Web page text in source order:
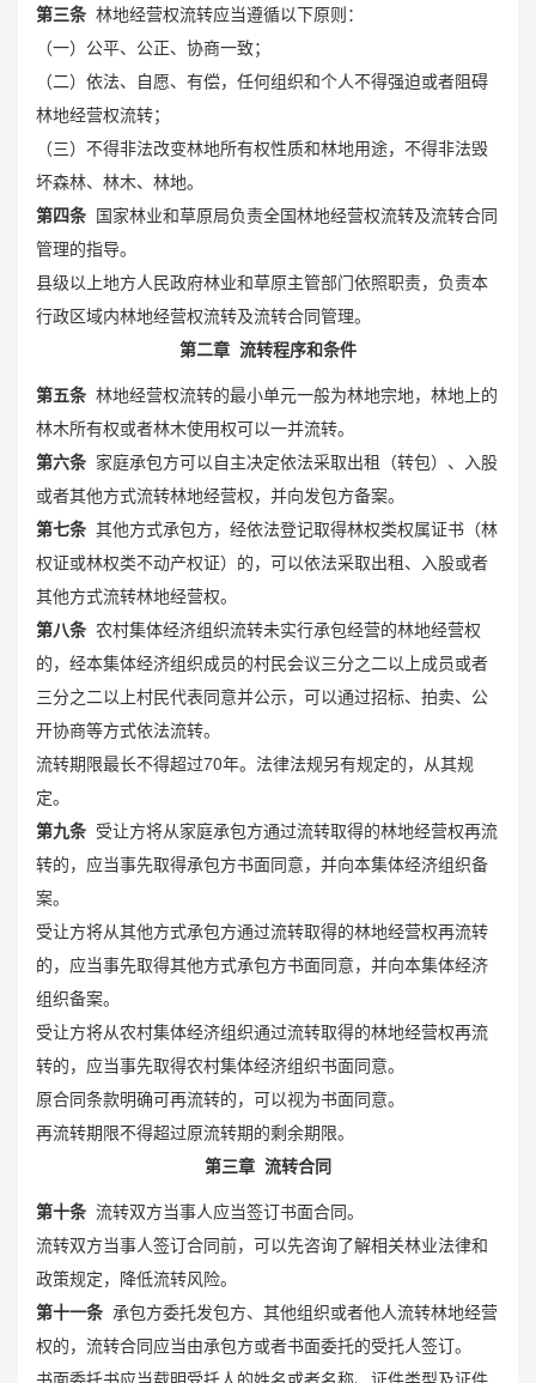
第三条 林地经营权流转应当遵循以下原则：
（一）公平、公正、协商一致；
（二）依法、自愿、有偿，任何组织和个人不得强迫或者阻碍
林地经营权流转；
（三）不得非法改变林地所有权性质和林地用途，不得非法毁
坏森林、林木、林地。
第四条 国家林业和草原局负责全国林地经营权流转及流转合同
管理的指导。
县级以上地方人民政府林业和草原主管部门依照职责，负责本
行政区域内林地经营权流转及流转合同管理。
第二章 流转程序和条件
第五条 林地经营权流转的最小单元一般为林地宗地，林地上的
林木所有权或者林木使用权可以一并流转。
第六条 家庭承包方可以自主决定依法采取出租（转包）、入股
或者其他方式流转林地经营权，并向发包方备案。
第七条 其他方式承包方，经依法登记取得林权类权属证书（林
权证或林权类不动产权证）的，可以依法采取出租、入股或者
其他方式流转林地经营权。
第八条 农村集体经济组织流转未实行承包经营的林地经营权
的，经本集体经济组织成员的村民会议三分之二以上成员或者
三分之二以上村民代表同意并公示，可以通过招标、拍卖、公
开协商等方式依法流转。
流转期限最长不得超过70年。法律法规另有规定的，从其规
定。
第九条 受让方将从家庭承包方通过流转取得的林地经营权再流
转的，应当事先取得承包方书面同意，并向本集体经济组织备
案。
受让方将从其他方式承包方通过流转取得的林地经营权再流转
的，应当事先取得其他方式承包方书面同意，并向本集体经济
组织备案。
受让方将从农村集体经济组织通过流转取得的林地经营权再流
转的，应当事先取得农村集体经济组织书面同意。
原合同条款明确可再流转的，可以视为书面同意。
再流转期限不得超过原流转期的剩余期限。
第三章 流转合同
第十条 流转双方当事人应当签订书面合同。
流转双方当事人签订合同前，可以先咨询了解相关林业法律和
政策规定，降低流转风险。
第十一条 承包方委托发包方、其他组织或者他人流转林地经营
权的，流转合同应当由承包方或者书面委托的受托人签订。
书面委托书应当载明受托人的姓名或者名称、证件类型及证件